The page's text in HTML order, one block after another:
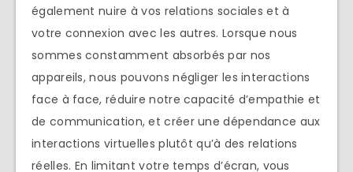
également nuire à vos relations sociales et à
votre connexion avec les autres. Lorsque nous
sommes constamment absorbés par nos
appareils, nous pouvons négliger les interactions
face à face, réduire notre capacité d’empathie et
de communication, et créer une dépendance aux
interactions virtuelles plutôt qu’à des relations
réelles. En limitant votre temps d’écran, vous